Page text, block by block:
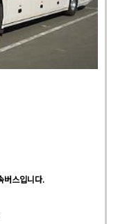
버스입니다.